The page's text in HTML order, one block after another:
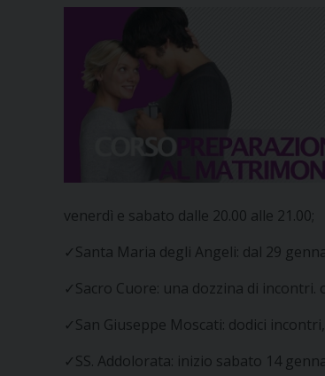
venerdì e sabato dalle 20.00 alle 21.00;
✓Santa Maria degli Angeli: dal 29
✓Sacro Cuore: una dozzina di incontri.
✓San Giuseppe Moscati: dodici
✓SS. Addolorata: inizio sabato 14